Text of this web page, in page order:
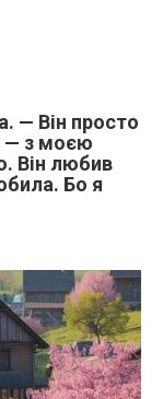
— Він просто
— з моєю
Він любив
Бо я